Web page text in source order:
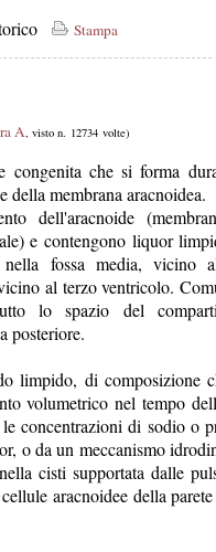
Stampa
A, visto n. 12734 volte)
congenita che si forma
della membrana aracnoidea.
dell'aracnoide
e contengono liquor
fossa media, vicino
al terzo ventricolo.
lo spazio del
posteriore.
limpido, di composizione
volumetrico nel tempo
concentrazioni di sodio o
o da un meccanismo
cisti supportata dalle
aracnoidee della